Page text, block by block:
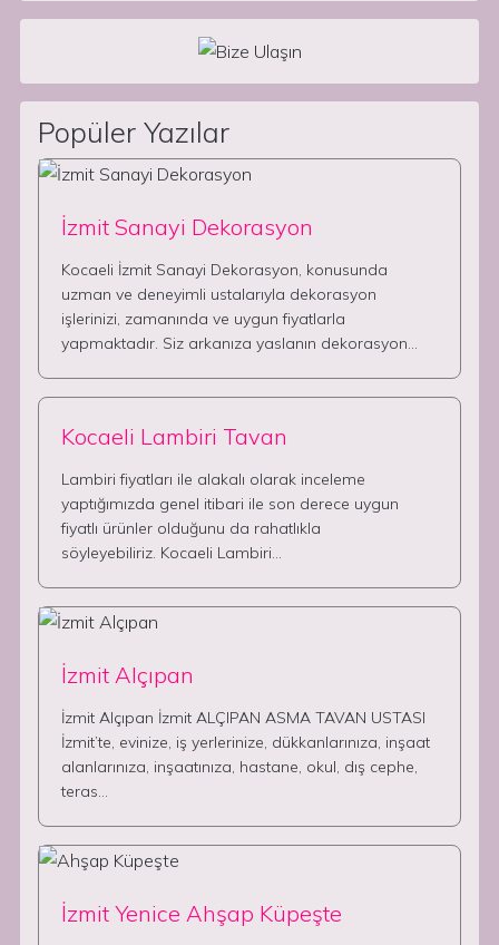
Popüler Yazılar
İzmit Sanayi Dekorasyon
Kocaeli İzmit Sanayi Dekorasyon, konusunda
uzman ve deneyimli ustalarıyla dekorasyon
işlerinizi, zamanında ve uygun fiyatlarla
yapmaktadır. Siz arkanıza yaslanın dekorasyon…
Kocaeli Lambiri Tavan
Lambiri fiyatları ile alakalı olarak inceleme
yaptığımızda genel itibari ile son derece uygun
fiyatlı ürünler olduğunu da rahatlıkla
söyleyebiliriz. Kocaeli Lambiri…
İzmit Alçıpan
İzmit Alçıpan İzmit ALÇIPAN ASMA TAVAN USTASI
İzmit’te, evinize, iş yerlerinize, dükkanlarınıza, inşaat
alanlarınıza, inşaatınıza, hastane, okul, dış cephe,
teras…
İzmit Yenice Ahşap Küpeşte